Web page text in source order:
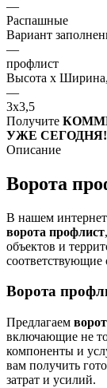
—
Распашные
Вариант
—
профлист
Высота х
—
3х3,5
Получите
УЖЕ СЕГОДНЯ!
Описание
Ворота
В нашем
ворота профлист
объектов и
соответствующие
Ворота
Предлагаем
включающие не
компоненты и
вам получить
затрат и усилий.